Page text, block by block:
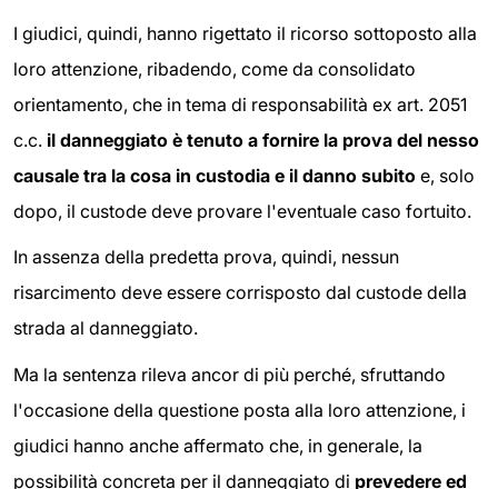
I giudici, quindi, hanno rigettato il ricorso sottoposto alla
loro attenzione, ribadendo, come da consolidato
orientamento, che in tema di responsabilità ex art. 2051
c.c. il danneggiato è tenuto a fornire la prova del nesso
causale tra la cosa in custodia e il danno subito e, solo
dopo, il custode deve provare l'eventuale caso fortuito.
In assenza della predetta prova, quindi, nessun
risarcimento deve essere corrisposto dal custode della
strada al danneggiato.
Ma la sentenza rileva ancor di più perché, sfruttando
l'occasione della questione posta alla loro attenzione, i
giudici hanno anche affermato che, in generale, la
possibilità concreta per il danneggiato di prevedere ed